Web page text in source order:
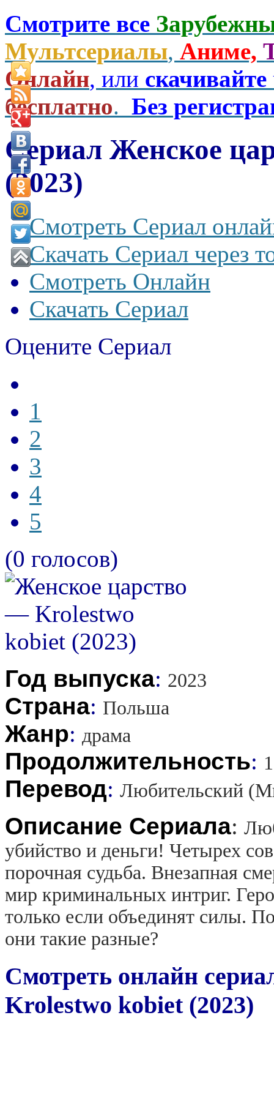
Смотрите все
Мультсериалы, Аниме,
Онлайн, или скачивайте
бесплатно. Без
Сериал Женское
(2023)
Смотреть Сериал
Скачать Сериал через
Смотреть Онлайн
Скачать Сериал
Оцените Сериал
1
2
3
4
5
(0 голосов)
Год выпуска: 2023
Страна: Польша
Жанр: драма
Продолжительность:
Перевод: Любительский
Описание Сериала:
убийство и деньги! Четырех
порочная судьба. Внезапная
мир криминальных интриг.
только если объединят силы.
они такие разные?
Смотреть онлайн
Krolestwo kobiet (2023)